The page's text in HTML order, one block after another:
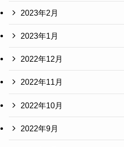
2023年2月
2023年1月
2022年12月
2022年11月
2022年10月
2022年9月